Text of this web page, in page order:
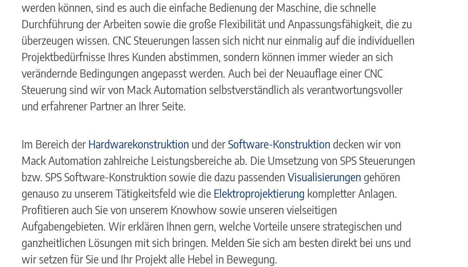
werden können, sind es auch die einfache Bedienung der Maschine, die schnelle
Durchführung der Arbeiten sowie die große Flexibilität und Anpassungsfähigkeit, die zu
überzeugen wissen. CNC Steuerungen lassen sich nicht nur einmalig auf die individuellen
Projektbedürfnisse Ihres Kunden abstimmen, sondern können immer wieder an sich
verändernde Bedingungen angepasst werden. Auch bei der Neuauflage einer CNC
Steuerung sind wir von Mack Automation selbstverständlich als verantwortungsvoller
und erfahrener Partner an Ihrer Seite.
Im Bereich der Hardwarekonstruktion und derSoftware-Konstruktion decken wir von
Mack Automation zahlreiche Leistungsbereiche ab. Die Umsetzung von SPS Steuerungen
bzw. SPS Software-Konstruktion sowie die dazu passenden Visualisierungen gehören
genauso zu unserem Tätigkeitsfeld wie die Elektroprojektierung kompletter Anlagen.
Profitieren auch Sie von unserem Knowhow sowie unseren vielseitigen
Aufgabengebieten. Wir erklären Ihnen gern, welche Vorteile unsere strategischen und
ganzheitlichen Lösungen mit sich bringen. Melden Sie sich am besten direkt bei uns und
wir setzen für Sie und Ihr Projekt alle Hebel in Bewegung.